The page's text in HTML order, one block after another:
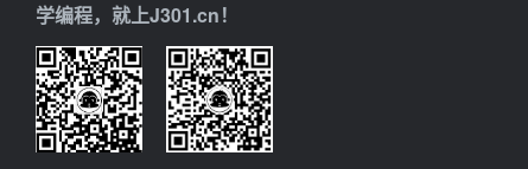
学编程，就上J301.cn！